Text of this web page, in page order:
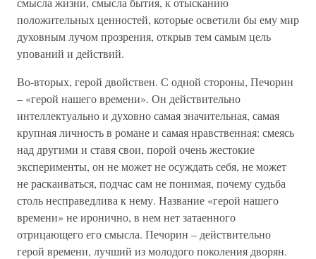
положительных ценностей, которые осветили бы ему мир
духовным лучом прозрения, открыв тем самым цель
упований и действий.
Во-вторых, герой двойствен. С одной стороны, Печорин
– «герой нашего времени». Он действительно
интеллектуально и духовно самая значительная, самая
крупная личность в романе и самая нравственная: смеясь
над другими и ставя свои, порой очень жестокие
эксперименты, он не может не осуждать себя, не может
не раскаиваться, подчас сам не понимая, почему судьба
столь несправедлива к нему. Название «герой нашего
времени» не иронично, в нем нет затаенного
отрицающего его смысла. Печорин – действительно
герой времени, лучший из молодого поколения дворян.